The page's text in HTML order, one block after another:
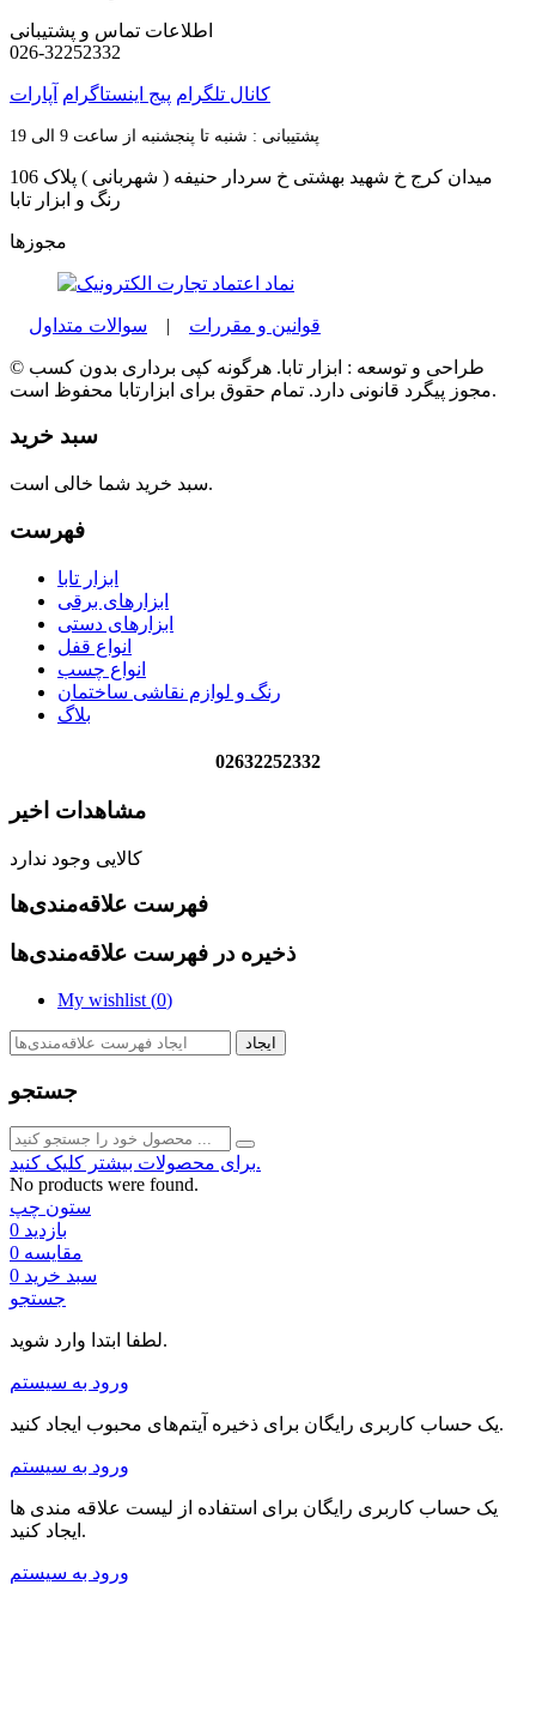
اطلاعات تماس و پشتیبانی
026-32252332
کانال تلگرام پیج اینستاگرام آپارات
پشتیبانی : شنبه تا پنجشنبه از ساعت 9 الی 19
میدان کرج خ شهید بهشتی خ سردار حنیفه ( شهربانی ) پلاک 106
رنگ و ابزار تابا
مجوزها
قوانین و مقررات | سوالات متداول
© طراحی و توسعه : ابزار تابا. هرگونه کپی برداری بدون کسب
مجوز پیگرد قانونی دارد. تمام حقوق برای ابزارتابا محفوظ است.
سبد خرید
سبد خرید شما خالی است.
فهرست
ابزار تابا
ابزارهای برقی
ابزارهای دستی
انواع قفل
انواع چسب
رنگ و لوازم نقاشی ساختمان
بلاگ
02632252332
مشاهدات اخیر
کالایی وجود ندارد
فهرست علاقه‌مندی‌ها
ذخیره در فهرست علاقه‌مندی‌ها
My wishlist (0)
ایجاد
جستجو
برای محصولات بیشتر کلیک کنید.
No products were found.
ستون چپ
بازدید 0
مقایسه 0
سبد خرید 0
جستجو
لطفا ابتدا وارد شوید.
ورود به سیستم
یک حساب کاربری رایگان برای ذخیره آیتم‌های محبوب ایجاد کنید.
ورود به سیستم
یک حساب کاربری رایگان برای استفاده از لیست علاقه مندی ها
ایجاد کنید.
ورود به سیستم